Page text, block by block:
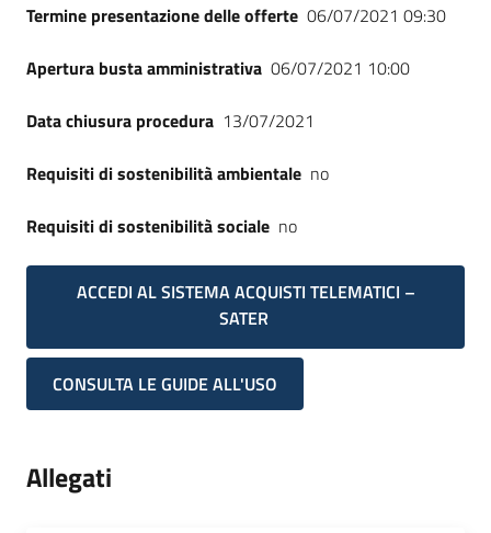
Termine presentazione delle offerte 06/07/2021 09:30
Apertura busta amministrativa 06/07/2021 10:00
Data chiusura procedura 13/07/2021
Requisiti di sostenibilità ambientale no
Requisiti di sostenibilità sociale no
ACCEDI AL SISTEMA ACQUISTI TELEMATICI –
SATER
CONSULTA LE GUIDE ALL'USO
Allegati